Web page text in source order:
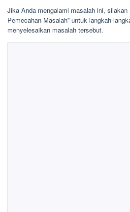
Jika Anda mengalami masalah ini, silakan
Pemecahan Masalah” untuk langkah-
menyelesaikan masalah tersebut.